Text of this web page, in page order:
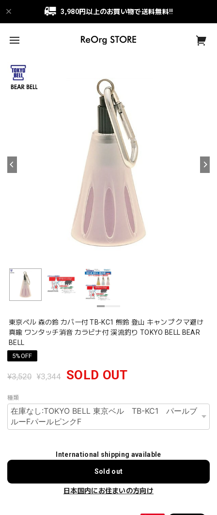
3,980円以上のお買い物で送料無料!!
東京ベル 森の鈴 カバー付 TB-KC1 熊鈴 登山 キャンプ クマ避け
真鍮 ワンタッチ消音 カラビナ付 渓流釣り TOKYO BELL BEAR
BELL
5%OFF
¥3,520 ¥3,344 SOLD OUT
種類
International shipping available
Sold out
日本国内にお住まいの方向け